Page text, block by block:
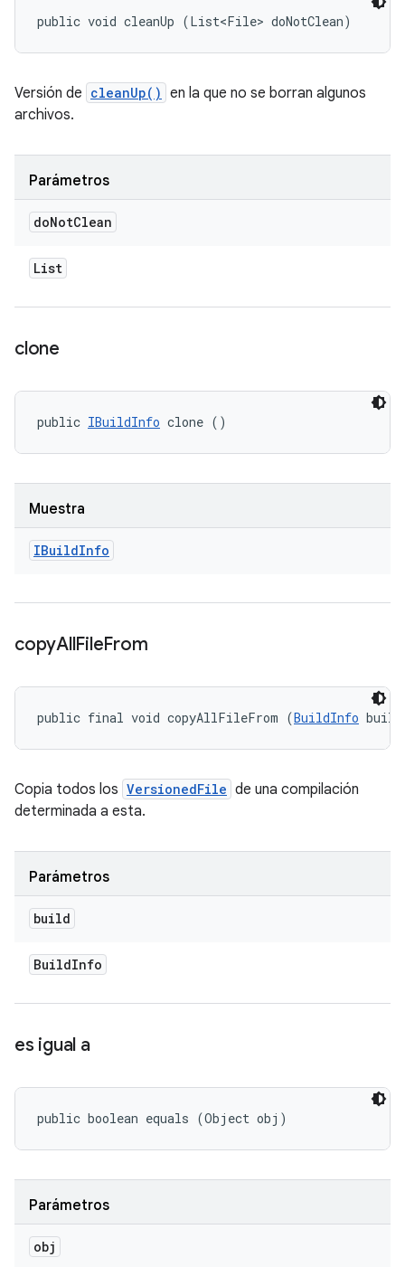
public void cleanUp (List<File> doNotClean)
Versión de cleanUp() en la que no se borran algunos
archivos.
Parámetros
doNotClean
List
clone
public IBuildInfo clone ()
Muestra
IBuildInfo
copyAllFileFrom
public final void copyAllFileFrom (BuildInfo
Copia todos los VersionedFile de una compilación
determinada a esta.
Parámetros
build
BuildInfo
es igual a
public boolean equals (Object obj)
Parámetros
obj